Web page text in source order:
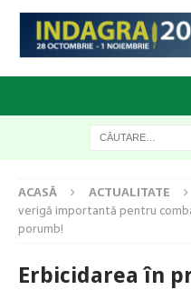
ACASĂ ACTUALITATE
verigă importantă pentru
porumb!
Erbicidarea în